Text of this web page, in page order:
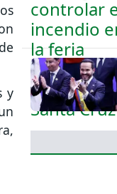
y